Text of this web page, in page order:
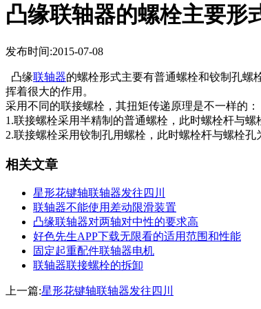
凸缘联轴器的螺栓主要形
发布时间:2015-07-08
凸缘联轴器的螺栓形式主要有普通螺栓和铰制孔螺栓,
挥着很大的作用。
采用不同的联接螺栓，其扭矩传递原理是不一样的：
1.联接螺栓采用半精制的普通螺栓，此时螺栓杆与螺
2.联接螺栓采用铰制孔用螺栓，此时螺栓杆与螺栓孔为
相关文章
星形花键轴联轴器发往四川
联轴器不能使用差动限滑装置
凸缘联轴器对两轴对中性的要求高
好色先生APP下载无限看的适用范围和性能
固定起重配件联轴器电机
联轴器联接螺栓的拆卸
上一篇:星形花键轴联轴器发往四川